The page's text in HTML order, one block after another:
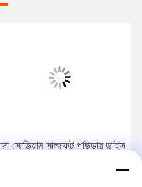
সোডিয়াম সালফেট পাউডার ডাইস